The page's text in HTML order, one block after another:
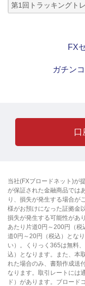
第1回トラッキングト
FX
ガチン
口
当社(FXブロードネット)が
が保証された金融商品では
り、損失が発生する場合が
様がお預けになった証拠金
損失が発生する可能性があ
あたり片道0円～200円（
道0円～20円（税込）とな
い）。くりっく365は無料
込）となります。また、本
れた場合のみ、書類作成送
なります。取引レートには
ド）があります。ブロード